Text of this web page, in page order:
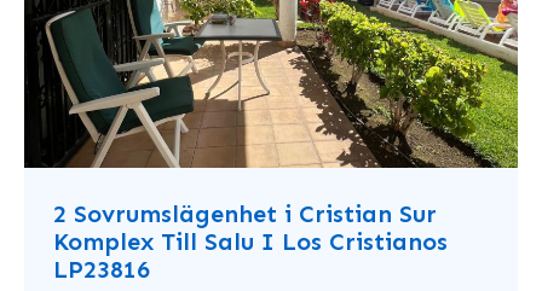
2 Sovrumslägenhet i Cristian Sur
Komplex Till Salu I Los Cristianos
LP23816